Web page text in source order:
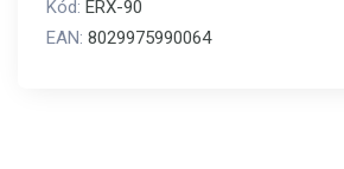
Kód: ERX-90
EAN: 8029975990064